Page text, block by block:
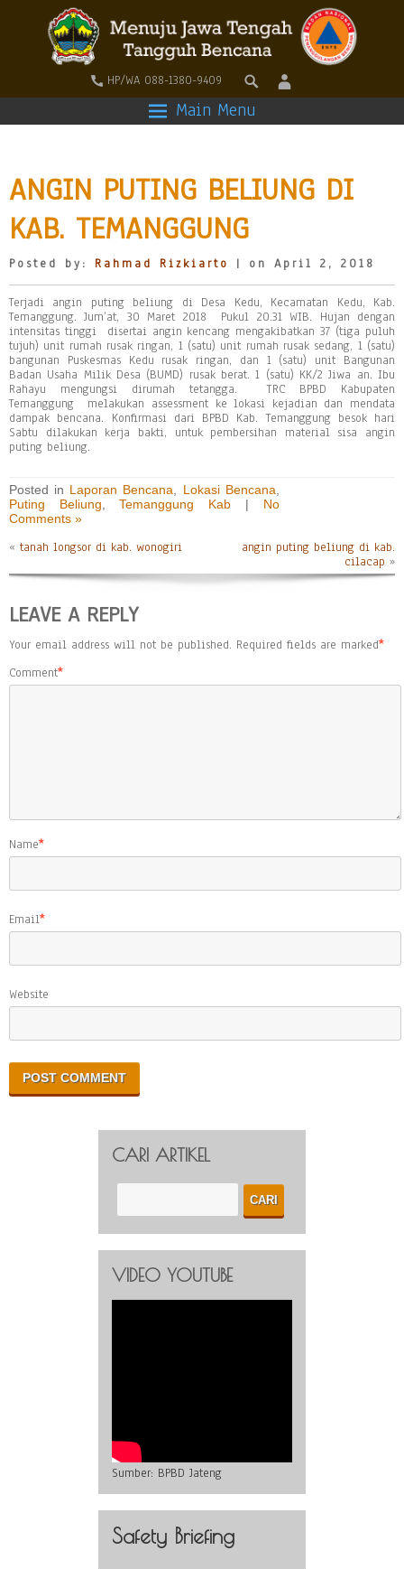
HP/WA 088-1380-9409
Main Menu
ANGIN PUTING BELIUNG DI
KAB. TEMANGGUNG
Posted by: Rahmad Rizkiarto | on April 2, 2018
Terjadi angin puting beliung di Desa Kedu, Kecamatan Kedu, Kab.
Temanggung. Jum’at, 30 Maret 2018 Pukul 20.31 WIB. Hujan dengan
intensitas tinggi disertai angin kencang mengakibatkan 37 (tiga puluh
tujuh) unit rumah rusak ringan, 1 (satu) unit rumah rusak sedang, 1 (satu)
bangunan Puskesmas Kedu rusak ringan, dan 1 (satu) unit Bangunan
Badan Usaha Milik Desa (BUMD) rusak berat. 1 (satu) KK/2 Jiwa an. Ibu
Rahayu mengungsi dirumah tetangga. TRC BPBD Kabupaten
Temanggung melakukan assessment ke lokasi kejadian dan mendata
dampak bencana. Konfirmasi dari BPBD Kab. Temanggung besok hari
Sabtu dilakukan kerja bakti, untuk pembersihan material sisa angin
puting beliung.
Posted in Laporan Bencana Lokasi Bencana
Puting Beliung ,Temanggung Kab | No
Comments »
« tanah longsor di kab. wonogiri
angin puting beliung di kab.
cilacap »
LEAVE A REPLY
Your email address will not be published. Required fields are marked*
Comment*
Name*
Email*
Website
CARI ARTIKEL
VIDEO YOUTUBE
Sumber: BPBD Jateng
Safety Briefing